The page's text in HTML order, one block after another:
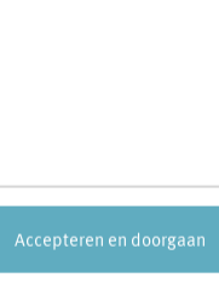
Accepteren en doorgaan